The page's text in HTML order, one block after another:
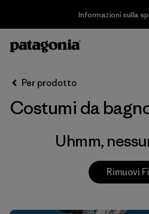
Informazioni sulla
Per prodotto
Costumi da
Uhmm,
Rimuovi